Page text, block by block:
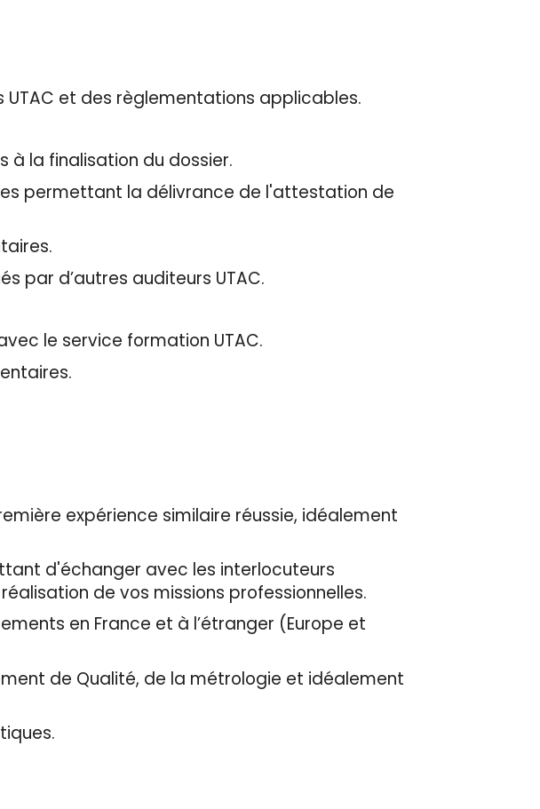
et des règlementations applicables.
à la finalisation du dossier.
permettant la délivrance de l'attestation de
par d’autres auditeurs UTAC.
le service formation UTAC.
expérience similaire réussie, idéalement
d'échanger avec les interlocuteurs
de vos missions professionnelles.
en France et à l’étranger (Europe et
de Qualité, de la métrologie et idéalement